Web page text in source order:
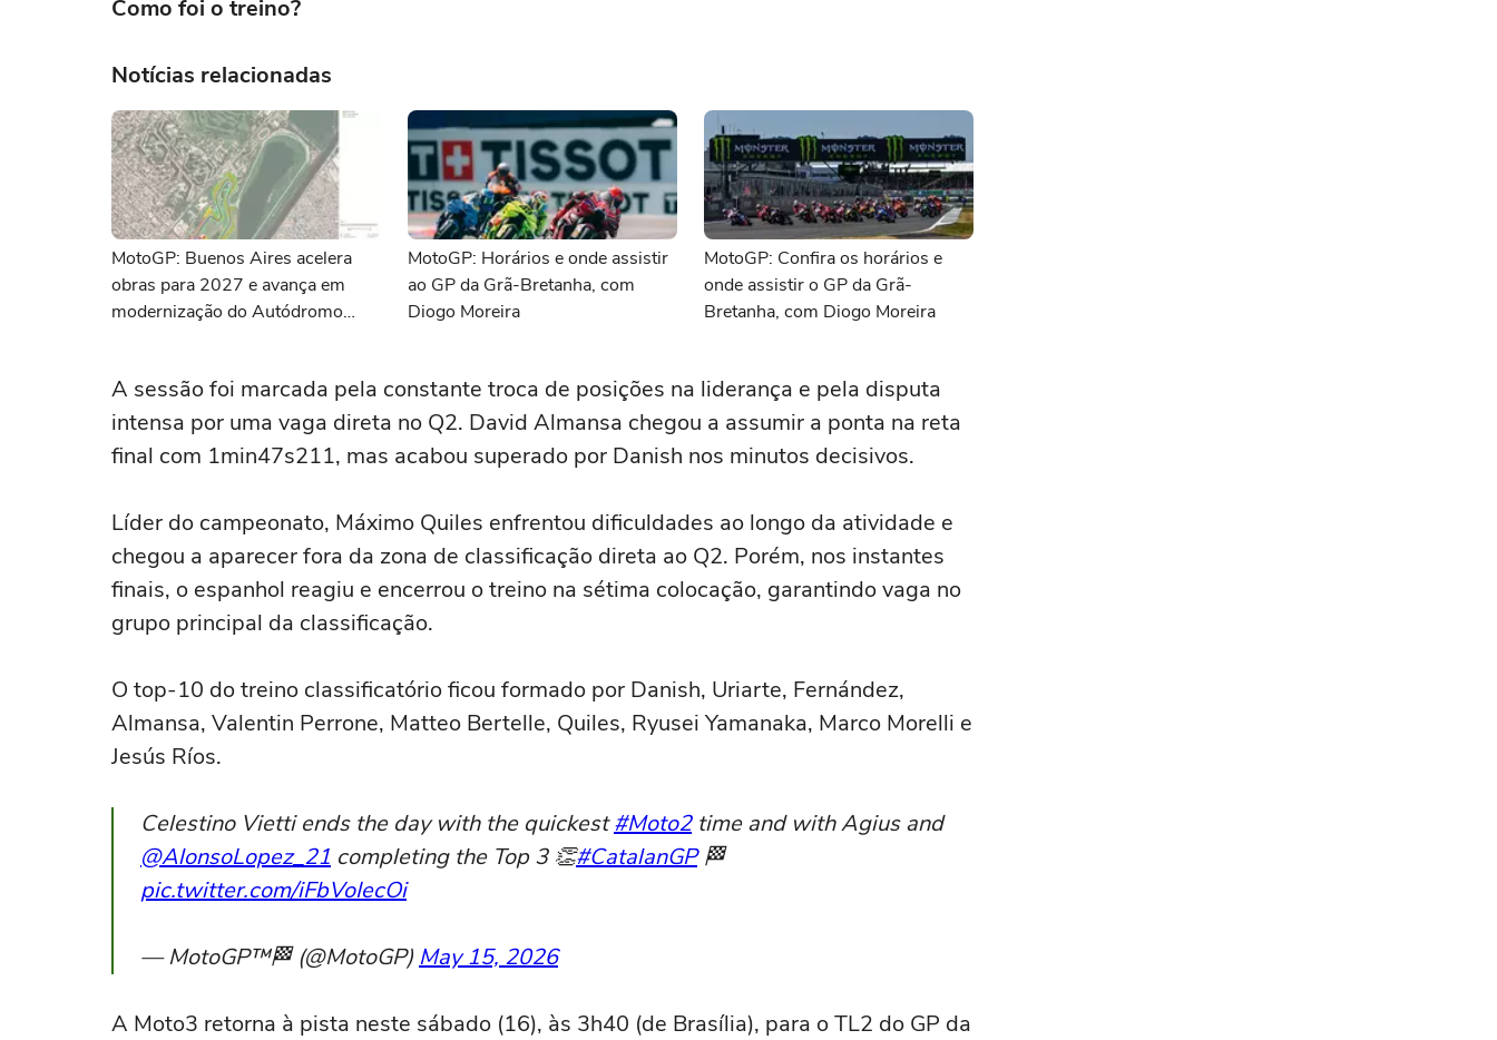
Como foi o treino?
Notícias relacionadas
MotoGP: Buenos Aires acelera
obras para 2027 e avança em
modernização do Autódromo
MotoGP: Horários e onde assistir
ao GP da Grã-Bretanha, com
Diogo Moreira
MotoGP: Confira os horários e
onde assistir o GP da Grã-
Bretanha, com Diogo Moreira
A sessão foi marcada pela constante troca de posições na liderança e pela disputa
intensa por uma vaga direta no Q2. David Almansa chegou a assumir a ponta na reta
final com 1min47s211, mas acabou superado por Danish nos minutos decisivos.
Líder do campeonato, Máximo Quiles enfrentou dificuldades ao longo da atividade e
chegou a aparecer fora da zona de classificação direta ao Q2. Porém, nos instantes
finais, o espanhol reagiu e encerrou o treino na sétima colocação, garantindo vaga no
grupo principal da classificação.
O top-10 do treino classificatório ficou formado por Danish, Uriarte, Fernández,
Almansa, Valentin Perrone, Matteo Bertelle, Quiles, Ryusei Yamanaka, Marco Morelli e
Jesús Ríos.
Celestino Vietti ends the day with the quickest#Moto2time and with Agius and
@AlonsoLopez_21 completing the Top 3 👏#CatalanGP🏁
pic.twitter.com/iFbVoIecOi
— MotoGP™🏁 (@MotoGP) May 15, 2026
A Moto3 retorna à pista neste sábado (16), às 3h40 (de Brasília), para o TL2 do GP da